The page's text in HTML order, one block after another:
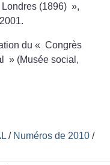
(1896) »,
du « Congrès
» (Musée social,
/ Numéros de 2010 /